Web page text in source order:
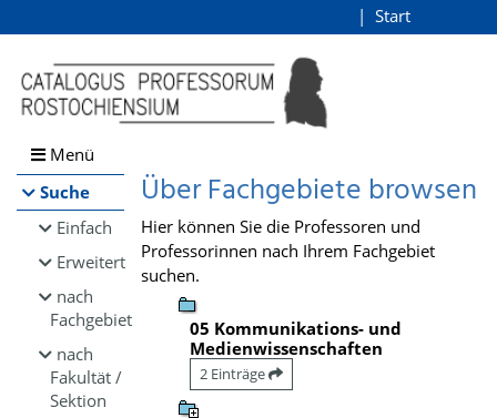
Browsen
direkt zum Inhalt
Start
Menü
Suche
Einfach
Erweitert
nach
Fachgebiet
nach
Fakultät /
Sektion
Über Fachgebiete browsen
Hier können Sie die Professoren und
Professorinnen nach Ihrem Fachgebiet
suchen.
05 Kommunikations- und
Medienwissenschaften
2 Einträge